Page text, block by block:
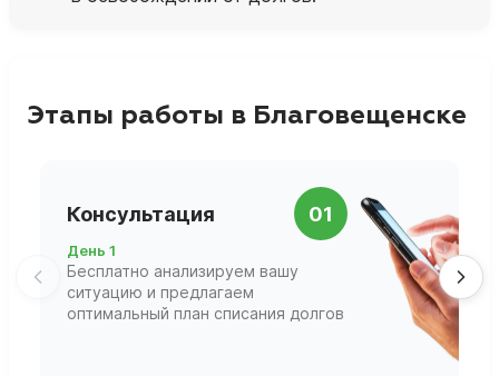
Этапы работы в Благовещенске
Консультация 01
День 1
Бесплатно анализируем вашу
ситуацию и предлагаем
оптимальный план списания долгов